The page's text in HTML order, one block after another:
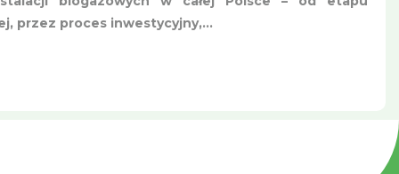
przez proces inwestycyjny,...